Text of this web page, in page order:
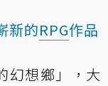
新的RPG作品
幻想鄉」，大